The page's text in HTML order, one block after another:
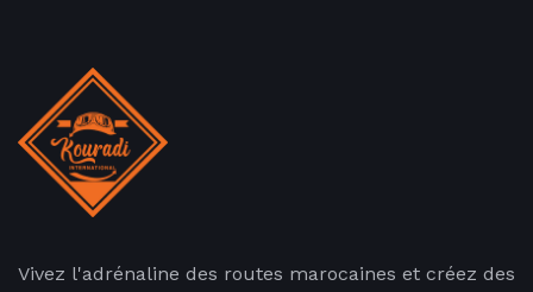
Vivez l'adrénaline des routes marocaines et créez des